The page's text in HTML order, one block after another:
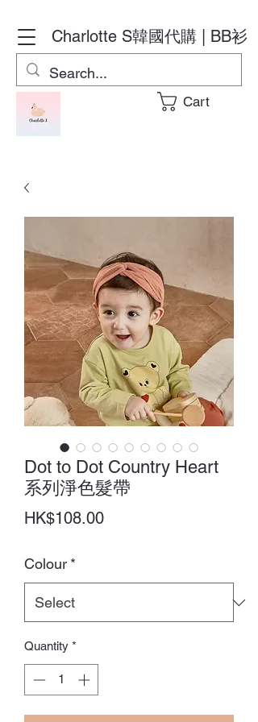
Charlotte S韓國代購 | BB衫
Cart
Dot to Dot Country Heart
系列淨色髮帶
HK$108.00Price
Colour *
Quantity *